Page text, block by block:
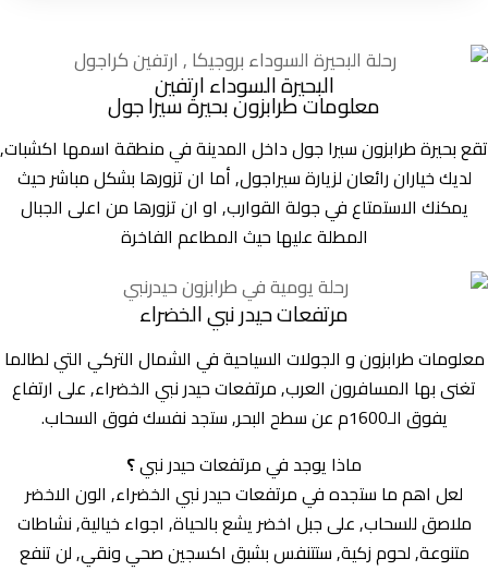
البحيرة السوداء ارتفين
معلومات طرابزون بحيرة سيرا جول
تقع بحيرة طرابزون سيرا جول داخل المدينة في منطقة اسمها اكشبات,
لديك خياران رائعان لزيارة سيراجول, أما ان تزورها بشكل مباشر حيث
يمكنك الاستمتاع في جولة القوارب, او ان تزورها من اعلى الجبال
المطلة عليها حيث المطاعم الفاخرة
مرتفعات حيدر نبي الخضراء
معلومات طرابزون و الجولات السياحية في الشمال التركي التي لطالما
تغنى بها المسافرون العرب, مرتفعات حيدر نبي الخضراء, على ارتفاع
يفوق الـ1600م عن سطح البحر, ستجد نفسك فوق السحاب.
ماذا يوجد في مرتفعات حيدر نبي؟
لعل اهم ما ستجده في مرتفعات حيدر نبي الخضراء, الون الاخضر
ملاصق للسحاب, على جبل اخضر يشع بالحياة, اجواء خيالية, نشاطات
متنوعة, لحوم زكية, ستتنفس بشبق اكسجين صحي ونقي, لن تنفع